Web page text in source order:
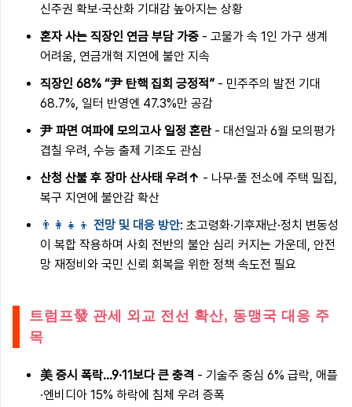
신주권 확보·국산화 기대감 높아지는 상황
혼자 사는 직장인 연금 부담 가중 - 고물가 속 1인 가구 생계
어려움, 연금개혁 지연에 불안 지속
직장인 68% “尹 탄핵 집회 긍정적” - 민주주의 발전 기대
68.7%, 일터 반영엔 47.3%만 공감
尹 파면 여파에 모의고사 일정 혼란 - 대선일과 6월 모의평가
겹칠 우려, 수능 출제 기조도 관심
산청 산불 후 장마 산사태 우려↑ - 나무·풀 전소에 주택 밀집,
복구 지연에 불안감 확산
👨‍👩‍👧‍👦 전망 및 대응 방안: 초고령화·기후재난·정치 변동성
이 복합 작용하며 사회 전반의 불안 심리 커지는 가운데, 안전
망 재정비와 국민 신뢰 회복을 위한 정책 속도전 필요
트럼프發 관세 외교 전선 확산, 동맹국 대응 주
목
美 증시 폭락…9·11보다 큰 충격 - 기술주 중심 6% 급락, 애플
·엔비디아 15% 하락에 침체 우려 증폭